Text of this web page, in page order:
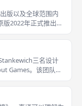
版以及全球范围内
2022年正式推出，
对抗。 Crafty
三名设计
Games。该团队擅
牌桌游，代表作包含